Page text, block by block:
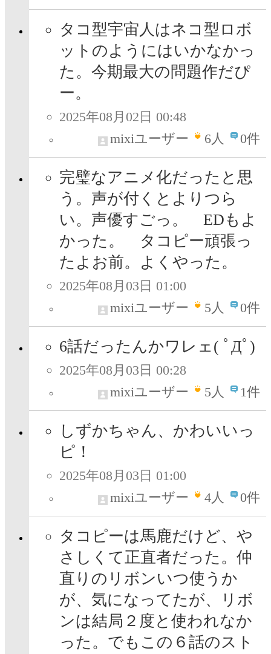
タコ型宇宙人はネコ型ロボ
ットのようにはいかなかっ
た。今期最大の問題作だぴ
ー。
2025年08月02日 00:48
mixiユーザー
6人 0件
完璧なアニメ化だったと思
う。声が付くとよりつら
い。声優すごっ。 EDもよ
かった。 タコピー頑張っ
たよお前。よくやった。
2025年08月03日 01:00
mixiユーザー
5人 0件
6話だったんかワレェ( ﾟДﾟ)
2025年08月03日 00:28
mixiユーザー
5人 1件
しずかちゃん、かわいいっ
ピ！
2025年08月03日 01:00
mixiユーザー
4人 0件
タコピーは馬鹿だけど、や
さしくて正直者だった。仲
直りのリボンいつ使うか
が、気になってたが、リボ
ンは結局２度と使われなか
った。でもこの６話のスト